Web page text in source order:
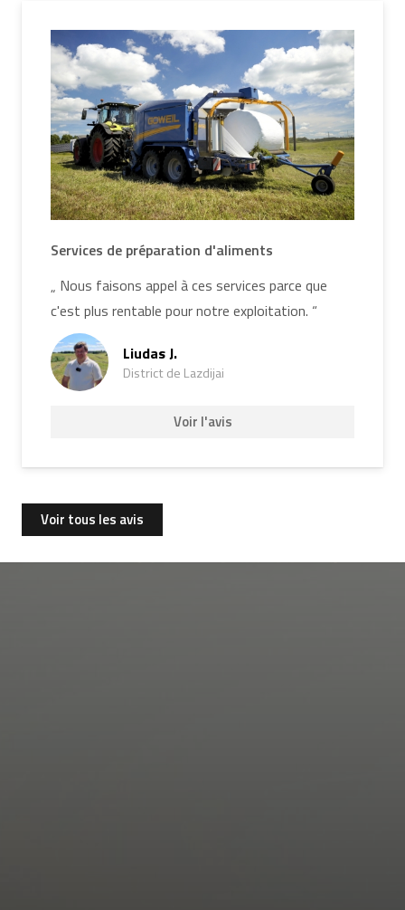
Services de préparation d'aliments
„ Nous faisons appel à ces services parce que
c'est plus rentable pour notre exploitation. “
Liudas J.
District de Lazdijai
Voir l'avis
Voir tous les avis